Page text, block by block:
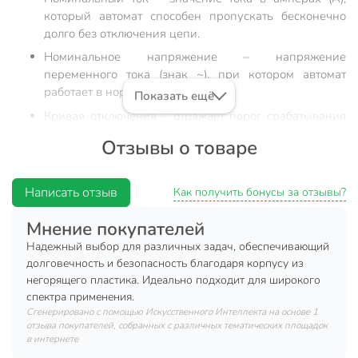
который автомат способен пропускать бесконечно
долго без отключения цепи.
Номинальное напряжение – напряжение
переменного тока (знак ~), при котором автомат
работает в нормальных условиях.
Кривая отключения – отражает порог срабатывания
замыкания.
Кривая С – ток в цепи в 5-10 раз больше
номинального (т.е. автомат на 16А отключит цепь при
токе 80-160А). Используют в современном жилом
строительстве и в офисных сетях.
Номинальная отключающая способность –
максимальный ток короткого замыкания, который
данный автомат способен отключить и остаться в
работоспособном состоянии.
Автоматические выключатели ВА 47-63 предназначены
Показать ещё
Отзывы о товаре
Написать отзыв Как получить бонусы за отзывы?
Мнение покупателей
Надежный выбор для различных задач, обеспечивающий
долговечность и безопасность благодаря корпусу из
негорящего пластика. Идеально подходит для широкого
спектра применения.
Сгенерировано с помощью Искусственного Интеллекта на основе 1
отзыва покупателей, собранных с различных тематических площадок
в интернете